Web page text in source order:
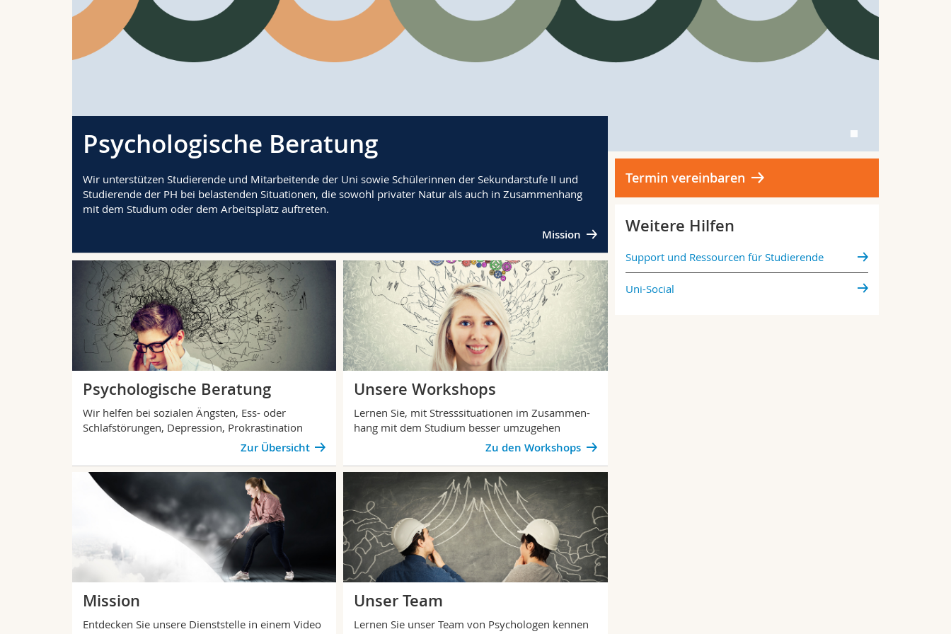
Psychologische Beratung
Wir unterstützen Studierende und Mitarbeitende der Uni sowie Schülerinnen der Sekundarstufe II und
Studierende der PH bei belastenden Situationen, die sowohl privater Natur als auch in Zusammenhang
mit dem Studium oder dem Arbeitsplatz auftreten.
Mission
Psychologische Beratung
Wir helfen bei sozialen Ängsten, Ess- oder
Schlafstörungen, Depression, Prokrastination
Zur Übersicht
Mission
Entdecken Sie unsere Dienststelle in einem Video
Unsere Workshops
Lernen Sie, mit Stresssituationen im Zusammen-
hang mit dem Studium besser umzugehen
Zu den Workshops
Unser Team
Lernen Sie unser Team von Psychologen kennen
Termin vereinbaren
Weitere Hilfen
Support und Ressourcen für Studierende
Uni-Social